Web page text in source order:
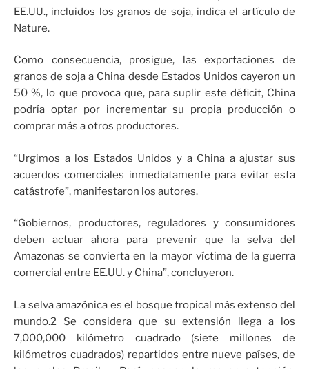
EE.UU., incluidos los granos de soja, indica el artículo de
Nature.
Como consecuencia, prosigue, las exportaciones de
granos de soja a China desde Estados Unidos cayeron un
50 %, lo que provoca que, para suplir este déficit, China
podría optar por incrementar su propia producción o
comprar más a otros productores.
“Urgimos a los Estados Unidos y a China a ajustar sus
acuerdos comerciales inmediatamente para evitar esta
catástrofe”, manifestaron los autores.
“Gobiernos, productores, reguladores y consumidores
deben actuar ahora para prevenir que la selva del
Amazonas se convierta en la mayor víctima de la guerra
comercial entre EE.UU. y China”, concluyeron.
La selva amazónica es el bosque tropical más extenso del
mundo.2 Se considera que su extensión llega a los
7,000,000 kilómetro cuadrado (siete millones de
kilómetros cuadrados) repartidos entre nueve países, de